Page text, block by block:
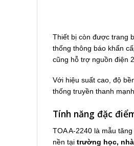
Thiết bị còn được trang
thống thông báo khẩn
cũng hỗ trợ nguồn điện
Với hiệu suất cao, độ
thống truyền thanh
Tính năng đặc
TOA A-2240 là mẫu
nền tại trường học,